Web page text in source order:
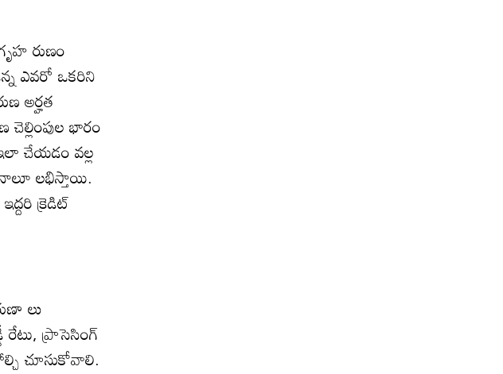
రుణం
ఎవరో ఒకరిని
అర్హత
చెల్లింపుల భారం
చేయడం వల్ల
లభిస్తాయి.
క్రెడిట్‌
లు
రేటు, ప్రాసెసింగ్‌
చూసుకోవాలి.